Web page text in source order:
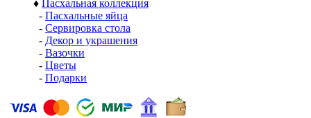
♦ Пасхальная коллекция
- Пасхальные яйца
- Сервировка стола
- Декор и украшения
- Вазочки
- Цветы
- Подарки